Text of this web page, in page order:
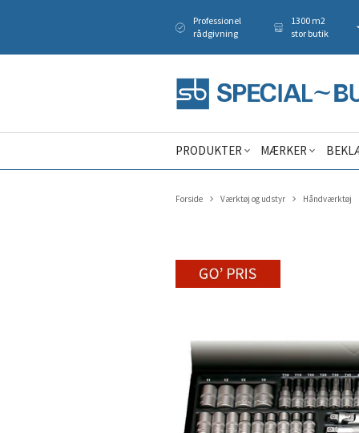
Professionel
rådgivning
1300 m2
stor butik
PRODUKTER MÆRKER
Forside Værktøj og udstyr Håndværktøj